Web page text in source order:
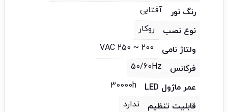
رنگ نور
آفتابی
نوع نصب
روکار
ولتاژ نامی
200 ~ 250 VAC
فرکانس
50/60Hz
عمر ماژول LED
30000h
قابلیت تنظیم
ندارد